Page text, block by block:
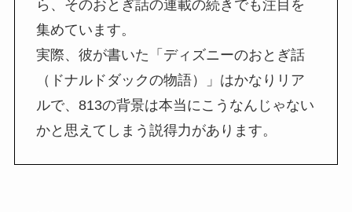
ら、そのおとぎ話の連載の続きでも注目を
集めています。
実際、彼が書いた「ディズニーのおとぎ話
（ドナルドダックの物語）」はかなりリア
ルで、813の背景は本当にこうなんじゃない
かと思えてしまう説得力があります。